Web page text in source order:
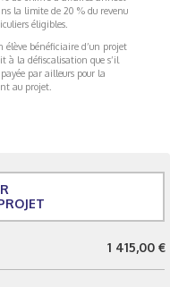
la limite de 20 % du revenu
éligibles.
élève bénéficiaire d’un projet
à la défiscalisation que s’il
par ailleurs pour la
au projet.
1 415,00 €